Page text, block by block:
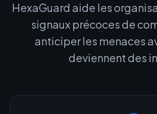
HexaGuard aide les
signaux précoces de
anticiper les menaces
deviennent des